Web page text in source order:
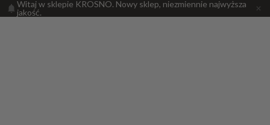
Witaj w sklepie KROSNO. Nowy sklep, niezmiennie najwyższa
jakość.